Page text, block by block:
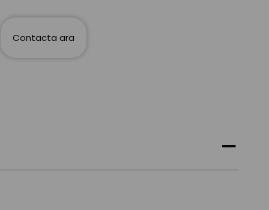
Contacta ara